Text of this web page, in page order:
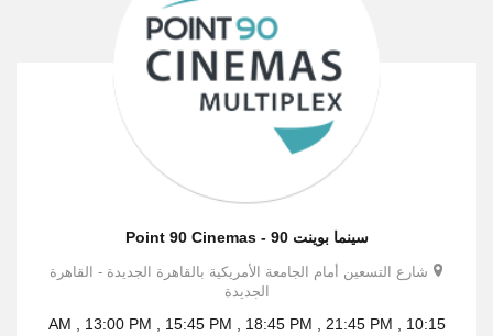
سينما بوينت 90 - Point 90 Cinemas
شارع التسعين أمام الجامعة الأمريكية بالقاهرة الجديدة - القاهرة
الجديدة
10:15 AM , 13:00 PM , 15:45 PM , 18:45 PM , 21:45 PM ,